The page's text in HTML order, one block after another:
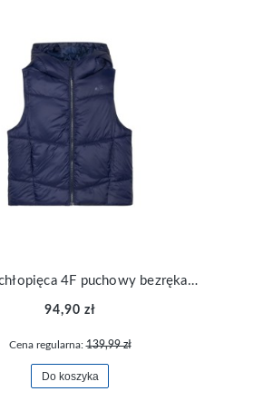
Kamizelka chłopięca 4F puchowy bezrękawnik pikowany sportowa TVJAM134-31S
94,90 zł
Cena regularna:139,99 zł
Do koszyka